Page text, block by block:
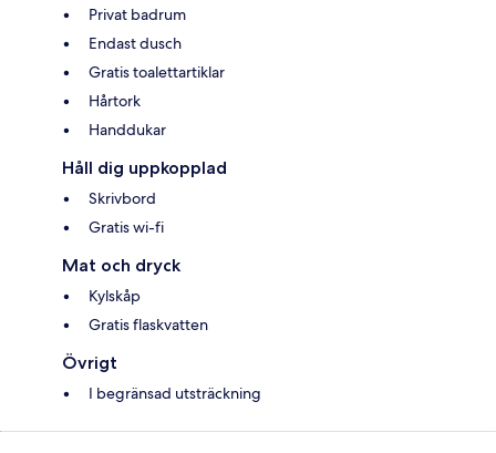
Privat badrum
Endast dusch
Gratis toalettartiklar
Hårtork
Handdukar
Håll dig uppkopplad
Skrivbord
Gratis wi-fi
Mat och dryck
Kylskåp
Gratis flaskvatten
Övrigt
I begränsad utsträckning